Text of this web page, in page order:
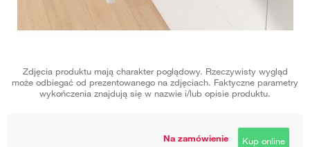
Zdjęcia produktu mają charakter poglądowy. Rzeczywisty wygląd
może odbiegać od prezentowanego na zdjęciach. Faktyczne parametry
wykończenia znajdują się w nazwie i/lub opisie produktu.
Na zamówienie
Kup online